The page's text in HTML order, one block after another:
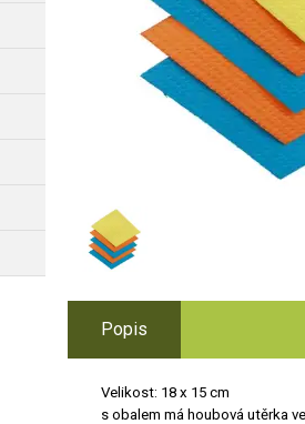
Popis
Velikost: 18 x 15 cm
s obalem má houbová utěrka